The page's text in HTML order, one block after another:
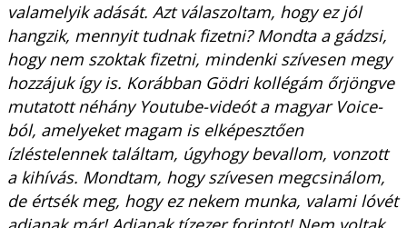
valamelyik adását. Azt válaszoltam, hogy ez jól
hangzik, mennyit tudnak fizetni? Mondta a gádzsi,
hogy nem szoktak fizetni, mindenki szívesen megy
hozzájuk így is. Korábban Gödri kollégám őrjöngve
mutatott néhány Youtube-videót a magyar Voice-
ból, amelyeket magam is elképesztően
ízléstelennek találtam, úgyhogy bevallom, vonzott
a kihívás. Mondtam, hogy szívesen megcsinálom,
de értsék meg, hogy ez nekem munka, valami lóvét